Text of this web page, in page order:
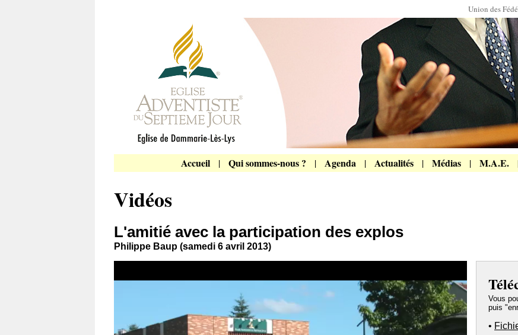
Union des
Accueil| Qui sommes-nous ? | Agenda | Actualités| Médias| M.A.E.
Vidéos
L'amitié avec la participation des explos
Philippe Baup (samedi 6 avril 2013)
Vous
puis
•